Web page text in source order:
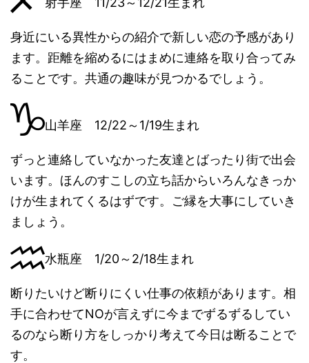
身近にいる異性からの紹介で新しい恋の予感があり
ます。距離を縮めるにはまめに連絡を取り合ってみ
ることです。共通の趣味が見つかるでしょう。
山羊座 12/22～1/19生まれ
ずっと連絡していなかった友達とばったり街で出会
います。ほんのすこしの立ち話からいろんなきっか
けが生まれてくるはずです。ご縁を大事にしていき
ましょう。
水瓶座 1/20～2/18生まれ
断りたいけど断りにくい仕事の依頼があります。相
手に合わせてNOが言えずに今までずるずるしてい
るのなら断り方をしっかり考えて今日は断ることで
す。